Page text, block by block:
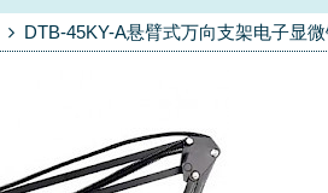
DTB-45KY-A悬臂式万向支架电子显